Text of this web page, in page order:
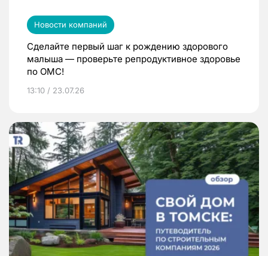
Новости компаний
Сделайте первый шаг к рождению здорового
малыша — проверьте репродуктивное здоровье
по ОМС!
13:10 / 23.07.26